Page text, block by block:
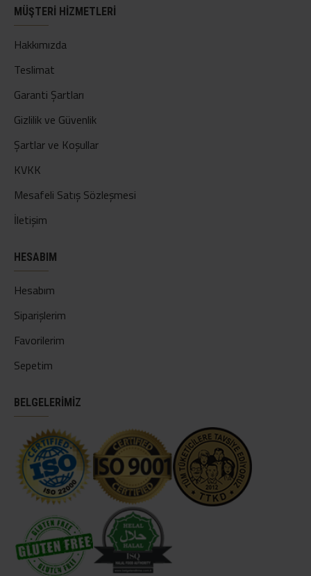
MÜŞTERI HIZMETLERI
Hakkımızda
Teslimat
Garanti Şartları
Gizlilik ve Güvenlik
Şartlar ve Koşullar
KVKK
Mesafeli Satış Sözleşmesi
İletişim
HESABIM
Hesabım
Siparişlerim
Favorilerim
Sepetim
BELGELERİMİZ